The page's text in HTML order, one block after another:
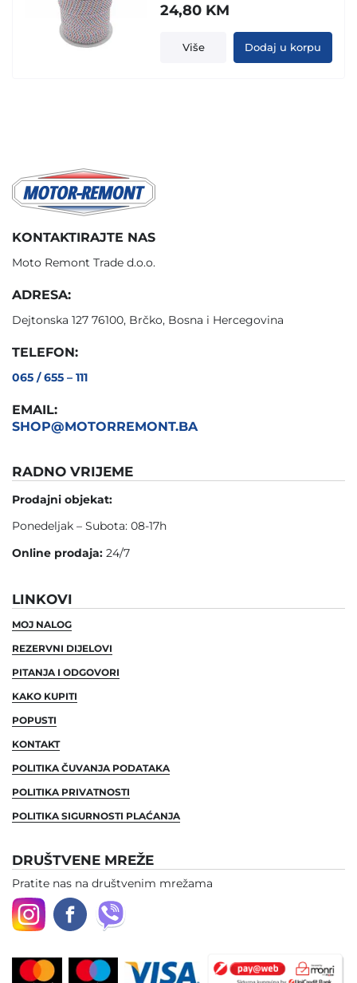
24,80 KM
Više Dodaj u korpu
KONTAKTIRAJTE NAS
Moto Remont Trade d.o.o.
ADRESA:
Dejtonska 127 76100, Brčko, Bosna i Hercegovina
TELEFON:
065 / 655 – 111
EMAIL:
SHOP@MOTORREMONT.BA
RADNO VRIJEME
Prodajni objekat:
Ponedeljak – Subota: 08-17h
Online prodaja: 24/7
LINKOVI
MOJ NALOG
REZERVNI DIJELOVI
PITANJA I ODGOVORI
KAKO KUPITI
POPUSTI
KONTAKT
POLITIKA ČUVANJA PODATAKA
POLITIKA PRIVATNOSTI
POLITIKA SIGURNOSTI PLAĆANJA
DRUŠTVENE MREŽE
Pratite nas na društvenim mrežama